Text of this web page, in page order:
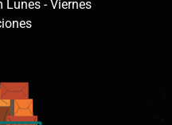
Lunes - Viernes